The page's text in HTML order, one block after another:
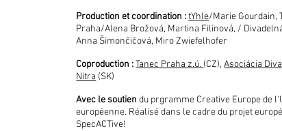
Production et coordination : tYhle/Marie Gourdain,
Praha/Alena Brožová, Martina Filinová, /
Anna Šimončičová, Miro Zwiefelhofer
Coproduction : Tanec Praha z.ú. (CZ),Asociácia
Nitra (SK)
Avec le soutien du prgramme Creative Europe de
européenne. Réalisé dans le cadre du projet
SpecACTive!